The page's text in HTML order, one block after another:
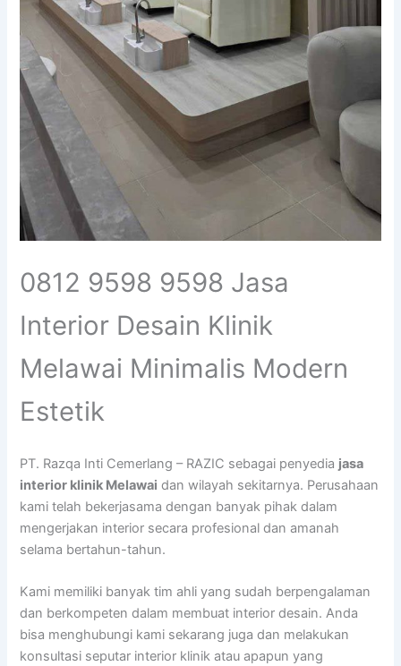
0812 9598 9598 Jasa
Interior Desain Klinik
Melawai Minimalis Modern
Estetik
PT. Razqa Inti Cemerlang – RAZIC sebagai penyedia jasa
interior klinik Melawai dan wilayah sekitarnya. Perusahaan
kami telah bekerjasama dengan banyak pihak dalam
mengerjakan interior secara profesional dan amanah
selama bertahun-tahun.
Kami memiliki banyak tim ahli yang sudah berpengalaman
dan berkompeten dalam membuat interior desain. Anda
bisa menghubungi kami sekarang juga dan melakukan
konsultasi seputar interior klinik atau apapun yang